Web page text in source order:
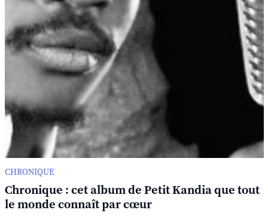
CHRONIQUE
Chronique : cet album de Petit Kandia que tout
le monde connaît par cœur